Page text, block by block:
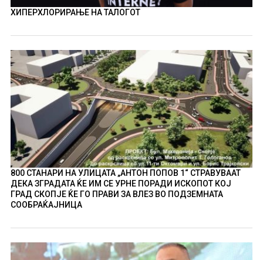
ХИПЕРХЛОРИРАЊЕ НА ТАЛОГОТ
800 СТАНАРИ НА УЛИЦАТА „АНТОН ПОПОВ 1“ СТРАВУВААТ
ДЕКА ЗГРАДАТА ЌЕ ИМ СЕ УРНЕ ПОРАДИ ИСКОПОТ КОЈ
ГРАД СКОПЈЕ ЌЕ ГО ПРАВИ ЗА ВЛЕЗ ВО ПОДЗЕМНАТА
СООБРАЌАЈНИЦА